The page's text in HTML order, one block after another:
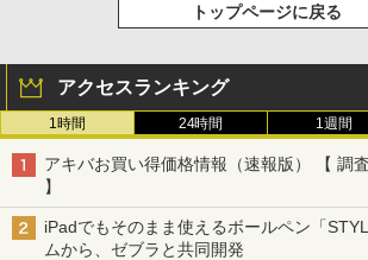
トップページに戻る
アクセスランキング
1時間 24時間 1週間
アキバお買い得価格情報（速報版） 【 調
】
iPadでもそのまま使えるボールペン「
ムから、ゼブラと共同開発